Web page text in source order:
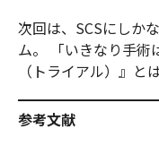
次回は、SCSにしか
ム。 「いきなり手
（トライアル）』と
参考文献